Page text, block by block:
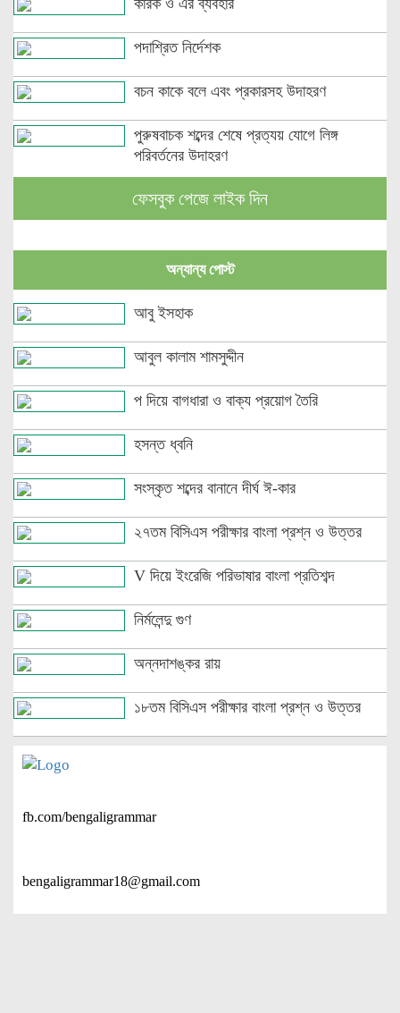
কারক ও এর ব্যবহার
পদাশ্রিত নির্দেশক
বচন কাকে বলে এবং প্রকারসহ উদাহরণ
পুরুষবাচক শব্দের শেষে প্রত্যয় যোগে লিঙ্গ
পরিবর্তনের উদাহরণ
পুরুষ বা স্ত্রীবাচক শব্দ যোগে লিঙ্গ পরিবর্তনের
উদাহরণ
পৃথক শব্দ দ্বারা স্ত্রীলিঙ্গে পরিবর্তনের উদাহরণ
বিভিন্ন ভাষায় লিঙ্গের উদাহরণ দাও
ফেসবুক পেজে লাইক দিন
অন্যান্য পোস্ট
আবু ইসহাক
আবুল কালাম শামসুদ্দীন
প দিয়ে বাগধারা ও বাক্য প্রয়োগ তৈরি
হসন্ত ধ্বনি
সংস্কৃত শব্দের বানানে দীর্ঘ ঈ-কার
২৭তম বিসিএস পরীক্ষার বাংলা প্রশ্ন ও উত্তর
V দিয়ে ইংরেজি পরিভাষার বাংলা প্রতিশব্দ
নির্মলেন্দু গুণ
অন্নদাশঙ্কর রায়
১৮তম বিসিএস পরীক্ষার বাংলা প্রশ্ন ও উত্তর
fb.com/bengaligrammar
bengaligrammar18@gmail.com